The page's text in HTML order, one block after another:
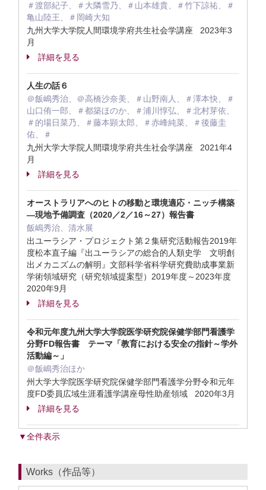
＃渡部紀子、＃大隣雪乃、＃山本雄貴、＃竹下諒祐、＃
亀山陸王、＃岡崎大知
九州大学大学院人間環境学府共生社会学講座 2023年3
月
詳細を見る
人生の話６
＠飯嶋秀治、＠高橋沙奈美、＃山野南人、＃澤本快、＃
山口侑一郎、＃都築ほのか、＃浦川惇弘、＃北村芽依、
＃的場日菜乃、＃藤本顕太郎、＃赤峰純菜、＃後藤圭
佑、＃
九州大学大学院人間環境学府共生社会学講座 2021年4
月
詳細を見る
オーストラリアへのヒトの移動と環境適応・ニッチ構築
―現地予備調査（2020／2／16～27）報告書
飯嶋秀治、清水展
出ユーラシア・プロジェクト第２集研究活動報告2019年
度松本直子編『出ユーラシアの総合的人類史学 文明創
出メカニズムの解明』文部科学省科学研究費助成事業新
学術領域研究（研究領域提案型）2019年度～2023年度
2020年9月
詳細を見る
令和元年度九州大学大学院医学研究院保健学部門看護学
分野FD報告書 テーマ「教育における安全の指針～学外
活動編～」
＠飯嶋秀治ほか
州大学大学院医学研究院保健学部門看護学分野令和元年
度FD委員広域生涯看護学講座母性助産領域 2020年3月
詳細を見る
▼全件表示
Works（作品等）